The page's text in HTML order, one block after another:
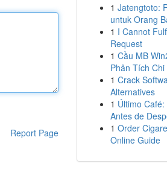
Report Page
1 Jatengtoto:
untuk Orang
1 I Cannot
Request
1 Cầu MB
Phân Tích
1 Crack
Alternatives
1 Último
Antes de
1 Order
Online Guide